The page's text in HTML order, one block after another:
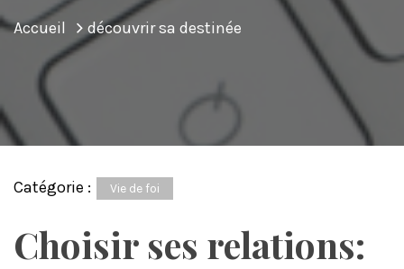
Accueil découvrir sa destinée
Catégorie : Vie de foi
Choisir ses relations: